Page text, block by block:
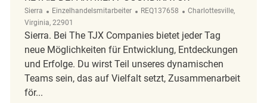
Sierra Kategorie
Einzelhandelsmitarbeiter ReqId
REQ137658 Ort
Charlottesville,
Virginia, 22901
Sierra. Bei The TJX Companies bietet jeder Tag
neue Möglichkeiten für Entwicklung, Entdeckungen
und Erfolge. Du wirst Teil unseres dynamischen
Teams sein, das auf Vielfalt setzt, Zusammenarbeit
för...